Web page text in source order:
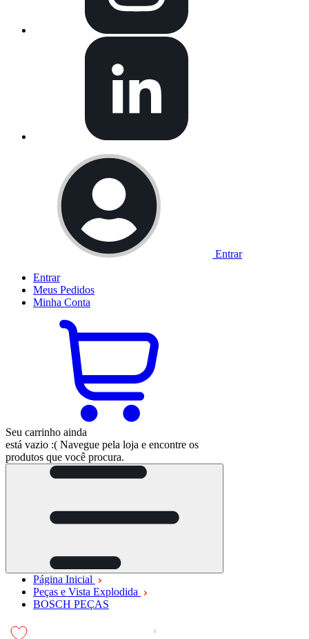
Entrar
Entrar
Meus Pedidos
Minha Conta
Seu carrinho ainda
está vazio :( Navegue pela loja e encontre os
produtos que você procura.
Página Inicial
Peças e Vista Explodida
BOSCH PEÇAS